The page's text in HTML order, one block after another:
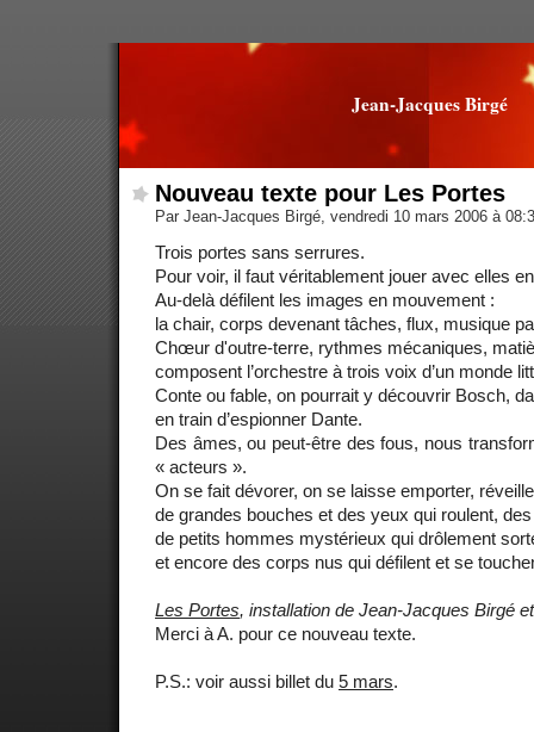
Jean-Jacques Birgé
Nouveau texte pour Les Portes
Par Jean-Jacques Birgé, vendredi 10 mars 2006 à
Trois portes sans serrures.
Pour voir, il faut véritablement jouer avec elles
Au-delà défilent les images en mouvement :
la chair, corps devenant tâches, flux, musique
Chœur d'outre-terre, rythmes mécaniques,
composent l’orchestre à trois voix d’un monde
Conte ou fable, on pourrait y découvrir Bosch,
en train d’espionner Dante.
Des âmes, ou peut-être des fous, nous
« acteurs ».
On se fait dévorer, on se laisse emporter,
de grandes bouches et des yeux qui roulent,
de petits hommes mystérieux qui drôlement
et encore des corps nus qui défilent et se
Les Portes, installation de Jean-Jacques Birgé
Merci à A. pour ce nouveau texte.
P.S.: voir aussi billet du 5 mars.